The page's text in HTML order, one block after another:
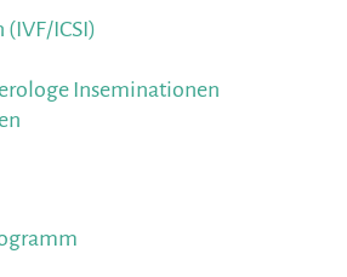
ICSI)
Inseminationen